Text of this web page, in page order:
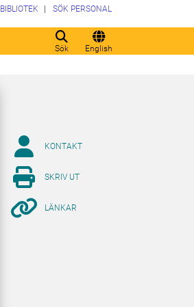
Sök English
BIBLIOTEK SÖK PERSONAL
KONTAKT
SKRIV UT
LÄNKAR